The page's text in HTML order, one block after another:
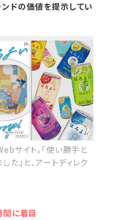
ドの価値を提示してい
サイト。「使い勝手と
」と、アートディレク
間に着目